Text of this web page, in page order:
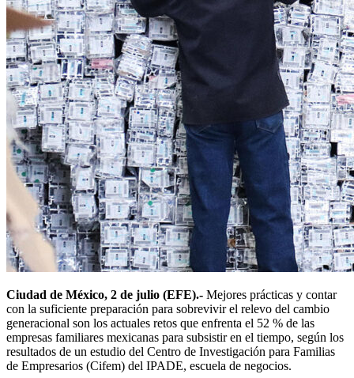
Ciudad de México, 2 de julio (EFE).- Mejores prácticas y contar
con la suficiente preparación para sobrevivir el relevo del cambio
generacional son los actuales retos que enfrenta el 52 % de las
empresas familiares mexicanas para subsistir en el tiempo, según los
resultados de un estudio del Centro de Investigación para Familias
de Empresarios (Cifem) del IPADE, escuela de negocios.